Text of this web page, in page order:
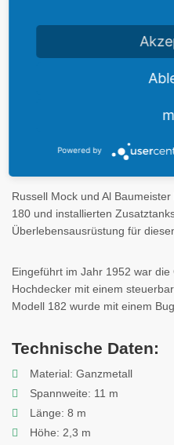
Mit diesem Flugzeug fliegt der
Sie startete in Columbus, Ohio,
(23.103 Meilen) in 29 Tagen 11
Russell Mock und Al
180 und installierten
Überlebensausrüstung für
Eingeführt im Jahr 1952 war
Hochdecker mit einem
Modell 182 wurde mit einem
Technische Daten:
Material: Ganzmetall
Spannweite: 11 m
Länge: 8 m
Höhe: 2,3 m
Powered by